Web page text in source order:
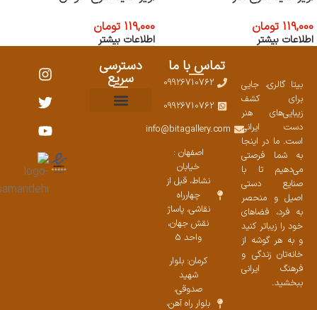
119,000 تومان
اطلاعات بیشتر
119,000 تومان
اطلاعات بیشتر
بیتا گالری، جایی
برای کشف
زیبایی‌های هنر
دست ایرانی
است. ما در اینجا
به شما فرصتی
می‌دهیم تا با
صنایع دستی
اصیل و منحصر
به فرد، فضاهای
خود را زیباتر کنید
و به هر گوشه از
خانه‌تان زندگی و
فرهنگ ایرانی
ببخشید.
تماس با ما
09926710762
09926710762
info@bitagallery.com
اصفهان :
خیابان
نشاط، قبل از
چهارراه
نقاشی، پاساژ
نقش جهان،
واحد 5
کرمان: بلوار
شهید
صدوقی،
بلوار راه آهن،
دسترسی
سریع